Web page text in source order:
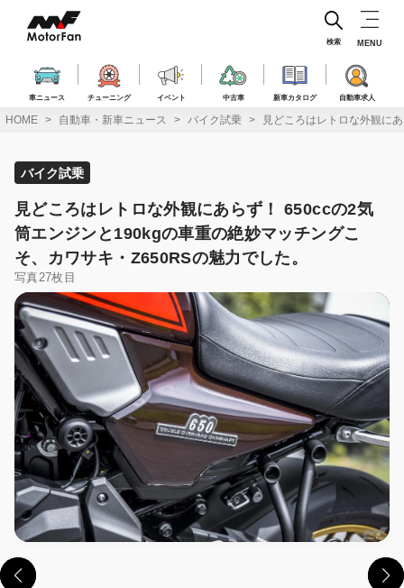
ス
車ニュース チューニング イベント 中古車 新車カタログ 自動車求人
検索 MENU
HOME 自動車・新車ニュース バイク試乗 見どころはレトロな外観に
バイク試乗
見どころはレトロな外観にあらず！ 650ccの2気
筒エンジンと190kgの車重の絶妙マッチングこ
そ、カワサキ・Z650RSの魅力でした。
写真27枚目